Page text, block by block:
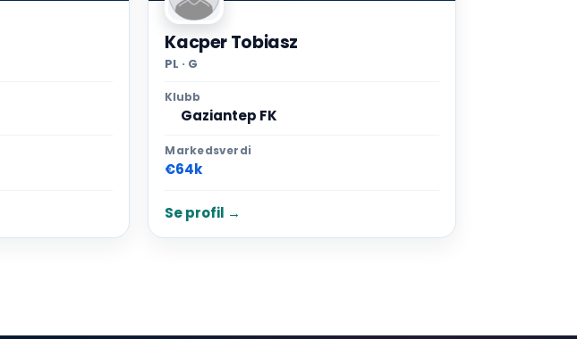
Kacper Tobiasz
PL · G
Klubb
Gaziantep FK
Markedsverdi
€64k
Se profil →